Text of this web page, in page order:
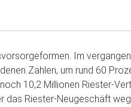
Im
Zahlen, um rund 60
10,2 Millionen Riester-
das Riester-Neugeschäft